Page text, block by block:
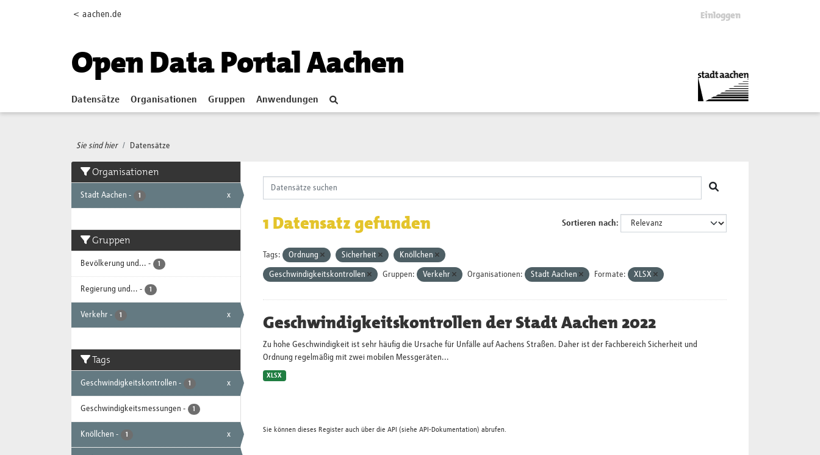
< aachen.de Einloggen
Open Data Portal Aachen
Datensätze Organisationen Gruppen Anwendungen
Sie sind hier Datensätze
Organisationen
Stadt Aachen - 1 x
Gruppen
Bevölkerung und... - 1
Regierung und... - 1
Verkehr - 1 x
Tags
Geschwindigkeitskontrollen - 1 x
Geschwindigkeitsmessungen - 1
Knöllchen - 1 x
Sortieren nach
1 Datensatz gefunden
Tags: Ordnung Sicherheit Knöllchen
Geschwindigkeitskontrollen Gruppen: Verkehr Organisationen: Stadt Aachen Formate: XLSX
Geschwindigkeitskontrollen der Stadt Aachen 2022
Zu hohe Geschwindigkeit ist sehr häufig die Ursache für Unfälle auf Aachens Straßen. Daher ist der Fachbereich Sicherheit und
Ordnung regelmäßig mit zwei mobilen Messgeräten...
XLSX
Sie können dieses Register auch über die API (siehe API-Dokumentation) abrufen.